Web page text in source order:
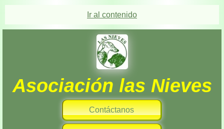
Ir al contenido
Asociación las Nieves
Contáctanos